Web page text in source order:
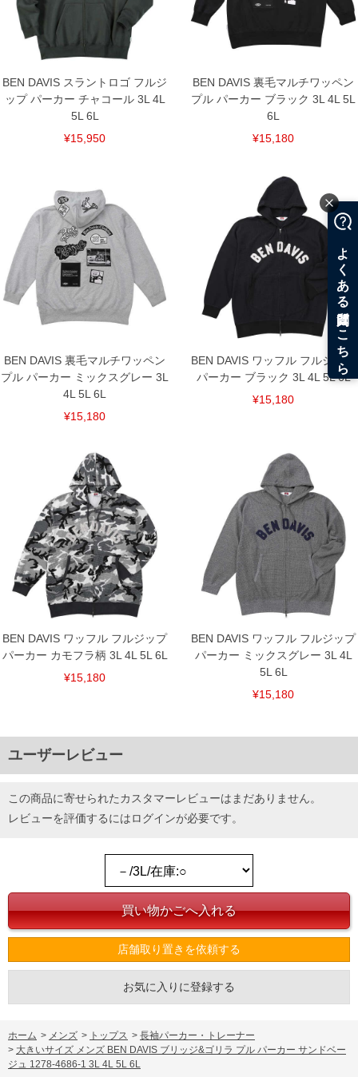
BEN DAVIS スラントロゴ フルジ
ップ パーカー チャコール 3L 4L
5L 6L
¥15,950
BEN DAVIS 裏毛マルチワッペン
プル パーカー ブラック 3L 4L 5L
6L
¥15,180
BEN DAVIS 裏毛マルチワッペン
プル パーカー ミックスグレー 3L
4L 5L 6L
¥15,180
BEN DAVIS ワッフル フルジップ
パーカー ブラック 3L 4L 5L 6L
¥15,180
BEN DAVIS ワッフル フルジップ
パーカー カモフラ柄 3L 4L 5L 6L
¥15,180
BEN DAVIS ワッフル フルジップ
パーカー ミックスグレー 3L 4L
5L 6L
¥15,180
ユーザーレビュー
この商品に寄せられたカスタマーレビューはまだありません。
レビューを評価するにはログインが必要です。
店舗取り置きを依頼する
お気に入りに登録する
ホーム > メンズ > トップス > 長袖パーカー・トレーナー
> 大きいサイズ メンズ BEN DAVIS ブリッジ&ゴリラ プル パーカー サンドベー
ジュ 1278-4686-1 3L 4L 5L 6L